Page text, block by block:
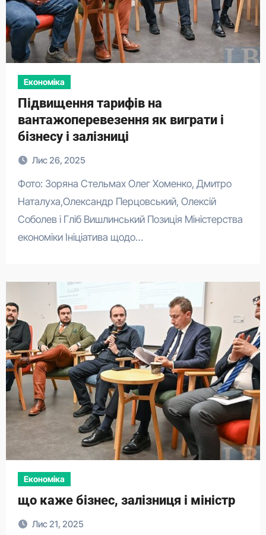
Економіка
Підвищення тарифів на
вантажоперевезення як виграти і
бізнесу і залізниці
Лис 26, 2025
Фото: Зоряна Стельмах Олег Хоменко, Дмитро
Наталуха,Олександр Перцовський, Олексій
Соболев і Гліб Вишлинський Позиція Міністерства
економіки Ініціатива щодо…
Економіка
що каже бізнес, залізниця і міністр
Лис 21, 2025